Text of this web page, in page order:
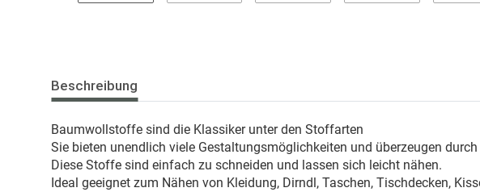
Beschreibung
Baumwollstoffe sind die Klassiker unter den Stoffarten
Sie bieten unendlich viele Gestaltungsmöglichkeiten und überzeugen
Diese Stoffe sind einfach zu schneiden und lassen sich leicht nähen.
Ideal geeignet zum Nähen von Kleidung, Dirndl, Taschen, Tischdecken,